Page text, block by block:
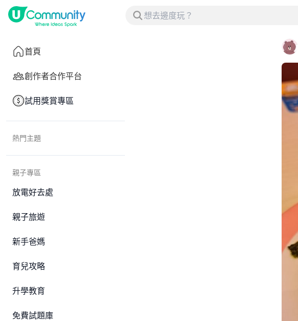
首頁
創作者合作平台
試用獎賞專區
熱門主題
親子專區
放電好去處
親子旅遊
新手爸媽
育兒攻略
升學教育
免費試題庫